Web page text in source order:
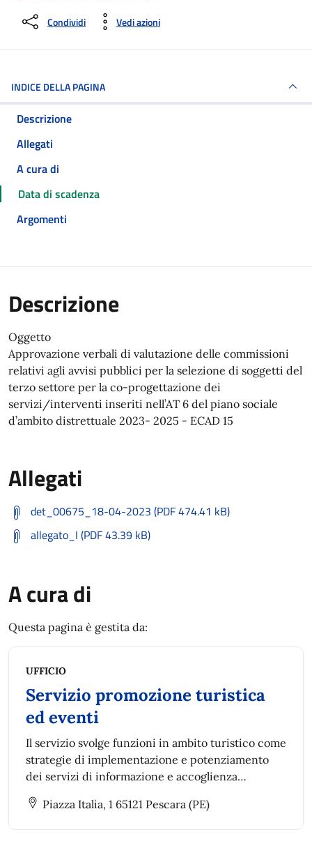
Condividi Vedi azioni
INDICE DELLA PAGINA
Descrizione
Allegati
A cura di
Data di scadenza
Argomenti
Descrizione
Oggetto
Approvazione verbali di valutazione delle commissioni
relativi agli avvisi pubblici per la selezione di soggetti del
terzo settore per la co-progettazione dei
servizi/interventi inseriti nell’AT 6 del piano sociale
d’ambito distrettuale 2023- 2025 - ECAD 15
Allegati
det_00675_18-04-2023 (PDF 474.41 kB)
allegato_I (PDF 43.39 kB)
A cura di
Questa pagina è gestita da:
UFFICIO
Servizio promozione turistica
ed eventi
Il servizio svolge funzioni in ambito turistico come
strategie di implementazione e potenziamento
dei servizi di informazione e accoglienza
turistica, pianificazione, progettazione e
attuazione di progetti di promozione turistica
Piazza Italia, 1 65121 Pescara (PE)